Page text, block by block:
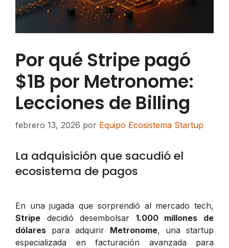
Por qué Stripe pagó
$1B por Metronome:
Lecciones de Billing
febrero 13, 2026 por Equipo Ecosistema Startup
La adquisición que sacudió el
ecosistema de pagos
En una jugada que sorprendió al mercado tech,
Stripe decidió desembolsar 1.000 millones de
dólares para adquirir Metronome, una startup
especializada en facturación avanzada para